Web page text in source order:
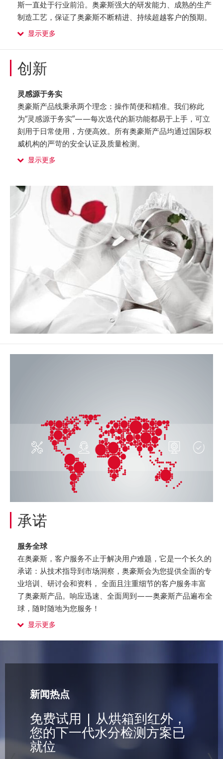
斯一直处于行业前沿。奥豪斯强大的研发能力、成熟的生产
制造工艺，保证了奥豪斯不断精进、持续超越客户的预期。
显示更多
创新
灵感源于务实
奥豪斯产品线秉承两个理念：操作简便和精准。我们称此
为“灵感源于务实”——每次迭代的新功能都易于上手，可立
刻用于日常使用，方便高效。所有奥豪斯产品均通过国际权
威机构的严苛的安全认证及质量检测。
显示更多
承诺
服务全球
在奥豪斯，客户服务不止于解决用户难题，它是一个长久的
承诺：从技术指导到市场洞察，奥豪斯会为您提供全面的专
业培训、研讨会和资料， 全面且注重细节的客户服务丰富
了奥豪斯产品。响应迅速、全面周到——奥豪斯产品遍布全
球，随时随地为您服务！
显示更多
新闻热点
免费试用 | 从烘箱到红外，
您的下一代水分检测方案已
就位